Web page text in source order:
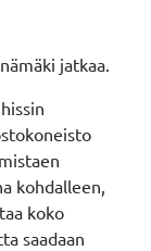
jatkaa.
kohdalleen,
koko
saadaan